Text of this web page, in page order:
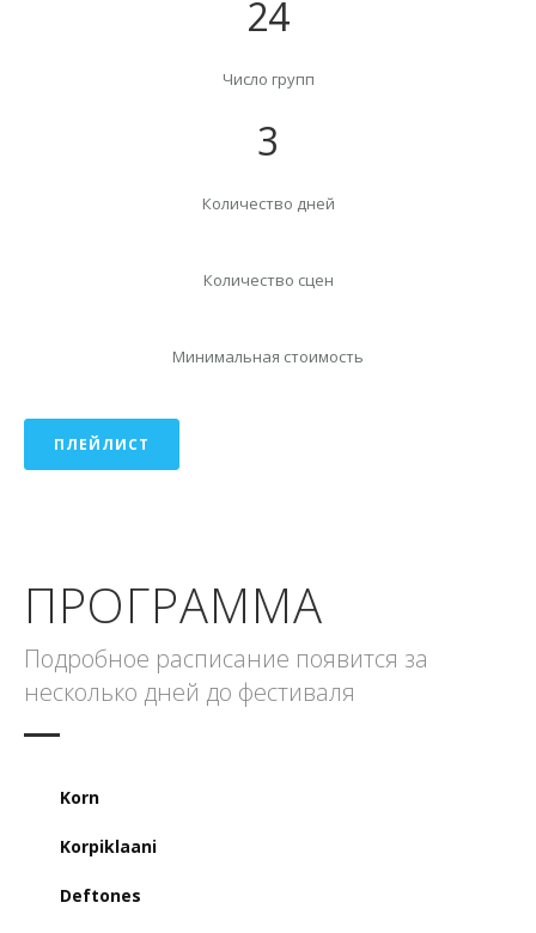
24
Число групп
3
Количество дней
Количество сцен
Минимальная стоимость
ПЛЕЙЛИСТ
ПРОГРАММА
Подробное расписание появится за
несколько дней до фестиваля
Korn
Korpiklaani
Deftones